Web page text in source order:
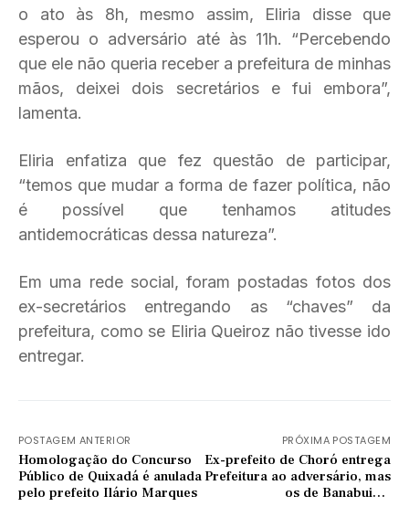
o ato às 8h, mesmo assim, Eliria disse que
esperou o adversário até às 11h. “Percebendo
que ele não queria receber a prefeitura de minhas
mãos, deixei dois secretários e fui embora”,
lamenta.
Eliria enfatiza que fez questão de participar,
“temos que mudar a forma de fazer política, não
é possível que tenhamos atitudes
antidemocráticas dessa natureza”.
Em uma rede social, foram postadas fotos dos
ex-secretários entregando as “chaves” da
prefeitura, como se Eliria Queiroz não tivesse ido
entregar.
POSTAGEM ANTERIOR
Homologação do Concurso
Público de Quixadá é anulada
pelo prefeito Ilário Marques
PRÓXIMA POSTAGEM
Ex-prefeito de Choró entrega
Prefeitura ao adversário, mas
os de Banabuiú e